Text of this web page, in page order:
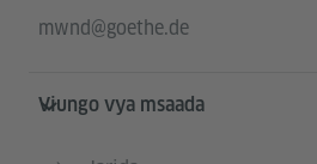
mwnd@goethe.de
Viungo vya msaada